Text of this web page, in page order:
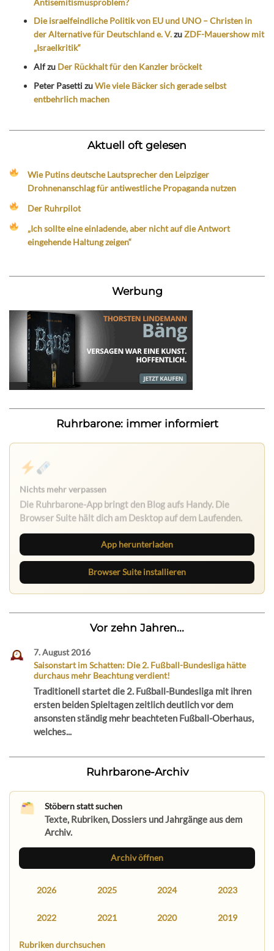
Die israelfeindliche Politik von EU und UNO – Christen in
der Alternative für Deutschland e. V.zuZDF-Mauershow mit
„Israelkritik“
Alfzu Der Rückhalt für den Kanzler bröckelt
Peter PasettizuWie viele Bäcker sich gerade selbst
entbehrlich machen
Aktuell oft gelesen
Wie Putins deutsche Lautsprecher den Leipziger
Drohnenanschlag für antiwestliche Propaganda nutzen
Der Ruhrpilot
„Ich sollte eine einladende, aber nicht auf die Antwort
eingehende Haltung zeigen“
Werbung
Ruhrbarone: immer informiert
Nichts mehr verpassen
Die Ruhrbarone-App bringt den Blog aufs Handy. Die
Browser Suite hält dich am Desktop auf dem Laufenden.
App herunterladen
Browser Suite installieren
Vor zehn Jahren...
7. August 2016
Saisonstart im Schatten: Die 2. Fußball-Bundesliga hätte
durchaus mehr Beachtung verdient!
Traditionell startet die 2. Fußball-Bundesliga mit ihren
ersten beiden Spieltagen zeitlich deutlich vor dem
ansonsten ständig mehr beachteten Fußball-Oberhaus,
welches...
Ruhrbarone-Archiv
Stöbern statt suchen
Texte, Rubriken, Dossiers und Jahrgänge aus dem
Archiv.
Archiv öffnen
2026 2025 2024 2023
2022 2021 2020 2019
Rubriken durchsuchen